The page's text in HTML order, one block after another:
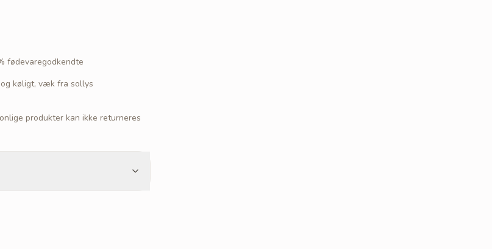
fødevaregodkendte
køligt, væk fra sollys
produkter kan ikke returneres